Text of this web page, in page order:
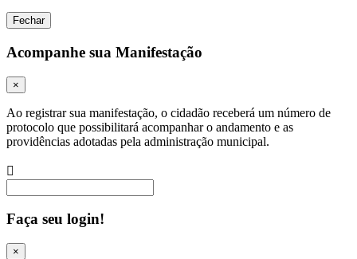
Fechar
Acompanhe sua Manifestação
×
Ao registrar sua manifestação, o cidadão receberá um número de
protocolo que possibilitará acompanhar o andamento e as
providências adotadas pela administração municipal.
Faça seu login!
×